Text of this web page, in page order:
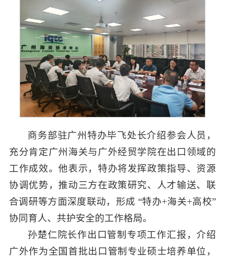
商务部驻广州特办毕飞处长介绍参会人员，
充分肯定广州海关与广外经贸学院在出口领域的
工作成效。他表示，特办将发挥政策指导、资源
协调优势，推动三方在政策研究、人才输送、联
合调研等方面深度联动，形成 “特办+海关+高校”
协同育人、共护安全的工作格局。
孙楚仁院长作出口管制专项工作汇报，介绍
广外作为全国首批出口管制专业硕士培养单位，